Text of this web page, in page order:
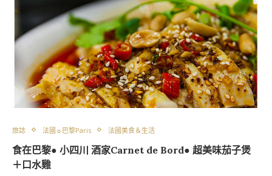
旅誌 法國☼巴黎Paris 法國美食＆生活
食在巴黎● 小四川 酒家Carnet de Bord● 超美味茄子煲
＋口水雞